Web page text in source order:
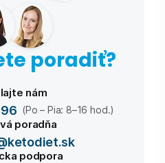
poradiť?
nám
(Po – Pia: 8–16 hod.)
poradňa
podpora